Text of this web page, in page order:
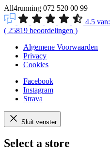
All4running 072 520 00 99
4.5 van:
( 25819 beoordelingen )
Algemene Voorwaarden
Privacy
Cookies
Facebook
Instagram
Strava
Sluit venster
Select a store